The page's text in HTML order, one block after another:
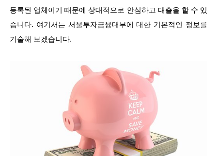
등록된 업체이기 때문에 상대적으로 안심하고 대출을 할 수 있
습니다. 여기서는 서울투자금융대부에 대한 기본적인 정보를
기술해 보겠습니다.